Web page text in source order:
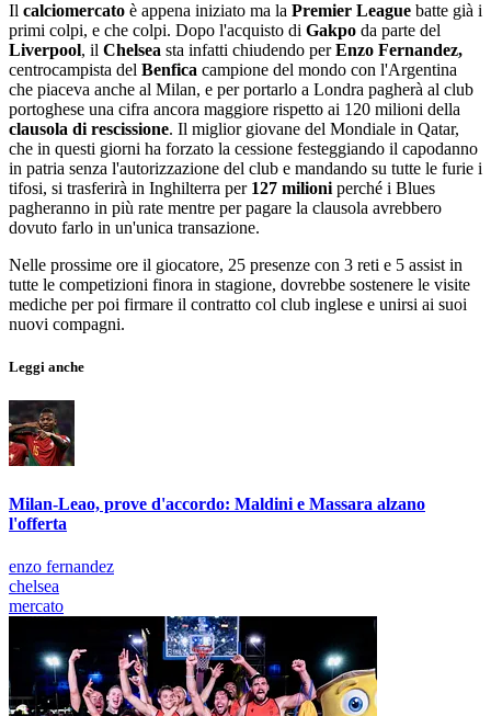
Il calciomercato è appena iniziato ma la Premier League batte già i
primi colpi, e che colpi. Dopo l'acquisto di Gakpo da parte del
Liverpool, il Chelsea sta infatti chiudendo perEnzo Fernandez,
centrocampista del Benfica campione del mondo con l'Argentina
che piaceva anche al Milan, e per portarlo a Londra pagherà al club
portoghese una cifra ancora maggiore rispetto ai 120 milioni della
clausola di rescissione. Il miglior giovane del Mondiale in Qatar,
che in questi giorni ha forzato la cessione festeggiando il capodanno
in patria senza l'autorizzazione del club e mandando su tutte le furie i
tifosi, si trasferirà in Inghilterra per 127 milioni perché i Blues
pagheranno in più rate mentre per pagare la clausola avrebbero
dovuto farlo in un'unica transazione.
Nelle prossime ore il giocatore, 25 presenze con 3 reti e 5 assist in
tutte le competizioni finora in stagione, dovrebbe sostenere le visite
mediche per poi firmare il contratto col club inglese e unirsi ai suoi
nuovi compagni.
Leggi anche
Milan-Leao, prove d'accordo: Maldini e Massara alzano
l'offerta
enzo fernandez
chelsea
mercato